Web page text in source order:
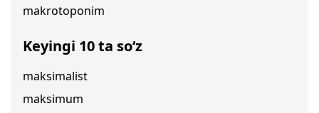
makrotoponim
Keyingi 10 ta so‘z
maksimalist
maksimum